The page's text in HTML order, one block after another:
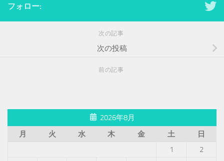
フォロー:
次の記事
次の投稿
前の記事
2026年8月
月
火 水 木 金 土
日
1
2